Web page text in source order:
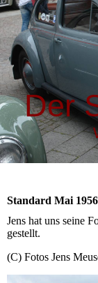
Der
Standard Mai 1956
Jens hat uns seine
gestellt.
(C) Fotos Jens